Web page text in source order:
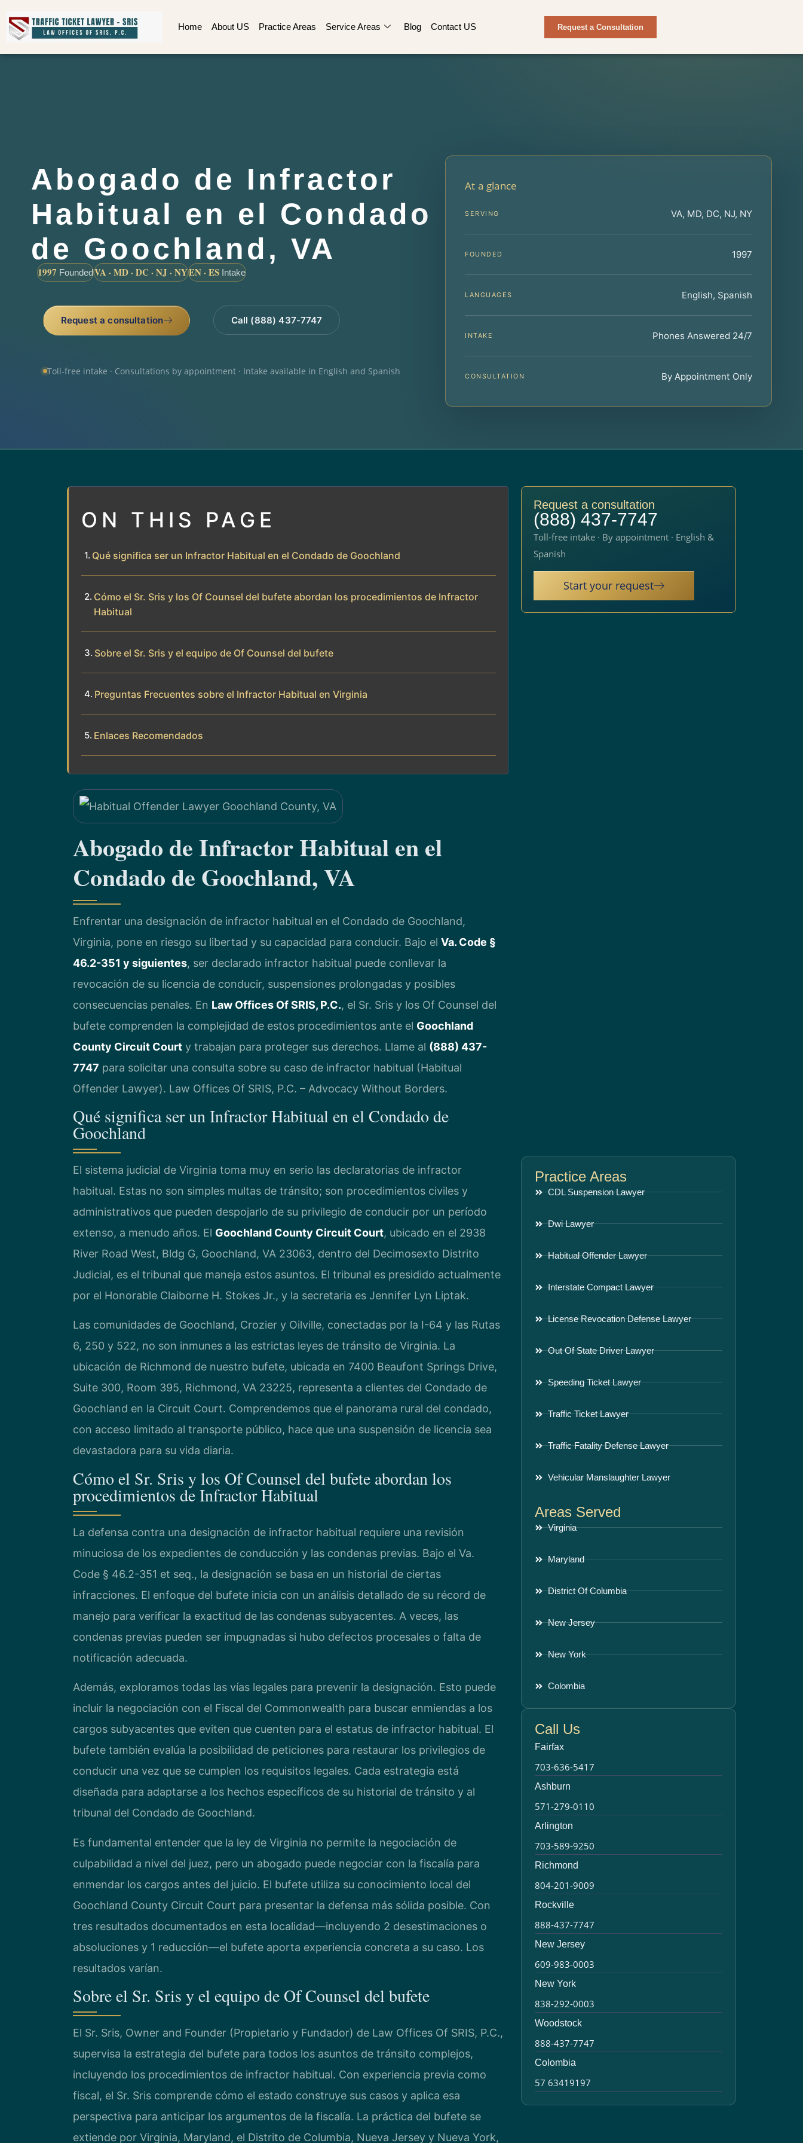
Home About US Practice Areas Service Areas Blog Contact US Request a Consultation
Abogado de Infractor
Habitual en el Condado
de Goochland, VA
1997 FoundedVA · MD · DC · NJ · NYEN · ES Intake
Request a consultation Call (888) 437-7747
Toll-free intake · Consultations by appointment · Intake available in English and Spanish
At a glance
SERVING VA, MD, DC, NJ, NY
FOUNDED 1997
LANGUAGES English, Spanish
INTAKE Phones Answered 24/7
CONSULTATION By Appointment Only
ON THIS PAGE
Qué significa ser un Infractor Habitual en el Condado de Goochland
Cómo el Sr. Sris y los Of Counsel del bufete abordan los procedimientos de Infractor
Habitual
Sobre el Sr. Sris y el equipo de Of Counsel del bufete
Preguntas Frecuentes sobre el Infractor Habitual en Virginia
Enlaces Recomendados
Abogado de Infractor Habitual en el
Condado de Goochland, VA
Enfrentar una designación de infractor habitual en el Condado de Goochland,
Virginia, pone en riesgo su libertad y su capacidad para conducir. Bajo el Va. Code §
46.2-351 y siguientes, ser declarado infractor habitual puede conllevar la
revocación de su licencia de conducir, suspensiones prolongadas y posibles
consecuencias penales. En Law Offices Of SRIS, P.C., el Sr. Sris y los Of Counsel del
bufete comprenden la complejidad de estos procedimientos ante el Goochland
County Circuit Court y trabajan para proteger sus derechos. Llame al (888) 437-
7747 para solicitar una consulta sobre su caso de infractor habitual (Habitual
Offender Lawyer). Law Offices Of SRIS, P.C. – Advocacy Without Borders.
Qué significa ser un Infractor Habitual en el Condado de
Goochland
El sistema judicial de Virginia toma muy en serio las declaratorias de infractor
habitual. Estas no son simples multas de tránsito; son procedimientos civiles y
administrativos que pueden despojarlo de su privilegio de conducir por un período
extenso, a menudo años. El Goochland County Circuit Court, ubicado en el 2938
River Road West, Bldg G, Goochland, VA 23063, dentro del Decimosexto Distrito
Judicial, es el tribunal que maneja estos asuntos. El tribunal es presidido actualmente
por el Honorable Claiborne H. Stokes Jr., y la secretaria es Jennifer Lyn Liptak.
Las comunidades de Goochland, Crozier y Oilville, conectadas por la I-64 y las Rutas
6, 250 y 522, no son inmunes a las estrictas leyes de tránsito de Virginia. La
ubicación de Richmond de nuestro bufete, ubicada en 7400 Beaufont Springs Drive,
Suite 300, Room 395, Richmond, VA 23225, representa a clientes del Condado de
Goochland en la Circuit Court. Comprendemos que el panorama rural del condado,
con acceso limitado al transporte público, hace que una suspensión de licencia sea
devastadora para su vida diaria.
Cómo el Sr. Sris y los Of Counsel del bufete abordan los
procedimientos de Infractor Habitual
La defensa contra una designación de infractor habitual requiere una revisión
minuciosa de los expedientes de conducción y las condenas previas. Bajo el Va.
Code § 46.2-351 et seq., la designación se basa en un historial de ciertas
infracciones. El enfoque del bufete inicia con un análisis detallado de su récord de
manejo para verificar la exactitud de las condenas subyacentes. A veces, las
condenas previas pueden ser impugnadas si hubo defectos procesales o falta de
notificación adecuada.
Además, exploramos todas las vías legales para prevenir la designación. Esto puede
incluir la negociación con el Fiscal del Commonwealth para buscar enmiendas a los
cargos subyacentes que eviten que cuenten para el estatus de infractor habitual. El
bufete también evalúa la posibilidad de peticiones para restaurar los privilegios de
conducir una vez que se cumplen los requisitos legales. Cada estrategia está
diseñada para adaptarse a los hechos específicos de su historial de tránsito y al
tribunal del Condado de Goochland.
Es fundamental entender que la ley de Virginia no permite la negociación de
culpabilidad a nivel del juez, pero un abogado puede negociar con la fiscalía para
enmendar los cargos antes del juicio. El bufete utiliza su conocimiento local del
Goochland County Circuit Court para presentar la defensa más sólida posible. Con
tres resultados documentados en esta localidad—incluyendo 2 desestimaciones o
absoluciones y 1 reducción—el bufete aporta experiencia concreta a su caso. Los
resultados varían.
Sobre el Sr. Sris y el equipo de Of Counsel del bufete
El Sr. Sris, Owner and Founder (Propietario y Fundador) de Law Offices Of SRIS, P.C.,
supervisa la estrategia del bufete para todos los asuntos de tránsito complejos,
incluyendo los procedimientos de infractor habitual. Con experiencia previa como
fiscal, el Sr. Sris comprende cómo el estado construye sus casos y aplica esa
perspectiva para anticipar los argumentos de la fiscalía. La práctica del bufete se
extiende por Virginia, Maryland, el Distrito de Columbia, Nueva Jersey y Nueva York,
Request a consultation
(888) 437-7747
Toll-free intake · By appointment · English &
Spanish
Start your request
Practice Areas
CDL Suspension Lawyer
Dwi Lawyer
Habitual Offender Lawyer
Interstate Compact Lawyer
License Revocation Defense Lawyer
Out Of State Driver Lawyer
Speeding Ticket Lawyer
Traffic Ticket Lawyer
Traffic Fatality Defense Lawyer
Vehicular Manslaughter Lawyer
Areas Served
Virginia
Maryland
District Of Columbia
New Jersey
New York
Colombia
Call Us
Fairfax
703-636-5417
Ashburn
571-279-0110
Arlington
703-589-9250
Richmond
804-201-9009
Rockville
888-437-7747
New Jersey
609-983-0003
New York
838-292-0003
Woodstock
888-437-7747
Colombia
57 63419197